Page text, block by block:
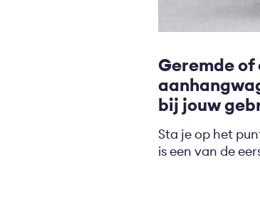
Geremde
bij jouw
Sta je op het
is een van de